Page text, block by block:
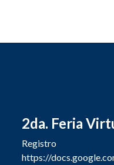
2da. Feria
Registro
https://